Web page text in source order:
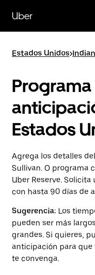
contenido
principal
Uber
Estados Unidos>
Estados
Agrega los detalles
Sullivan. O programa
Uber Reserve.
con hasta 90 días de
Sugerencia: Los
pueden ser más
grandes. Si quieres,
anticipación para que
te convenga.